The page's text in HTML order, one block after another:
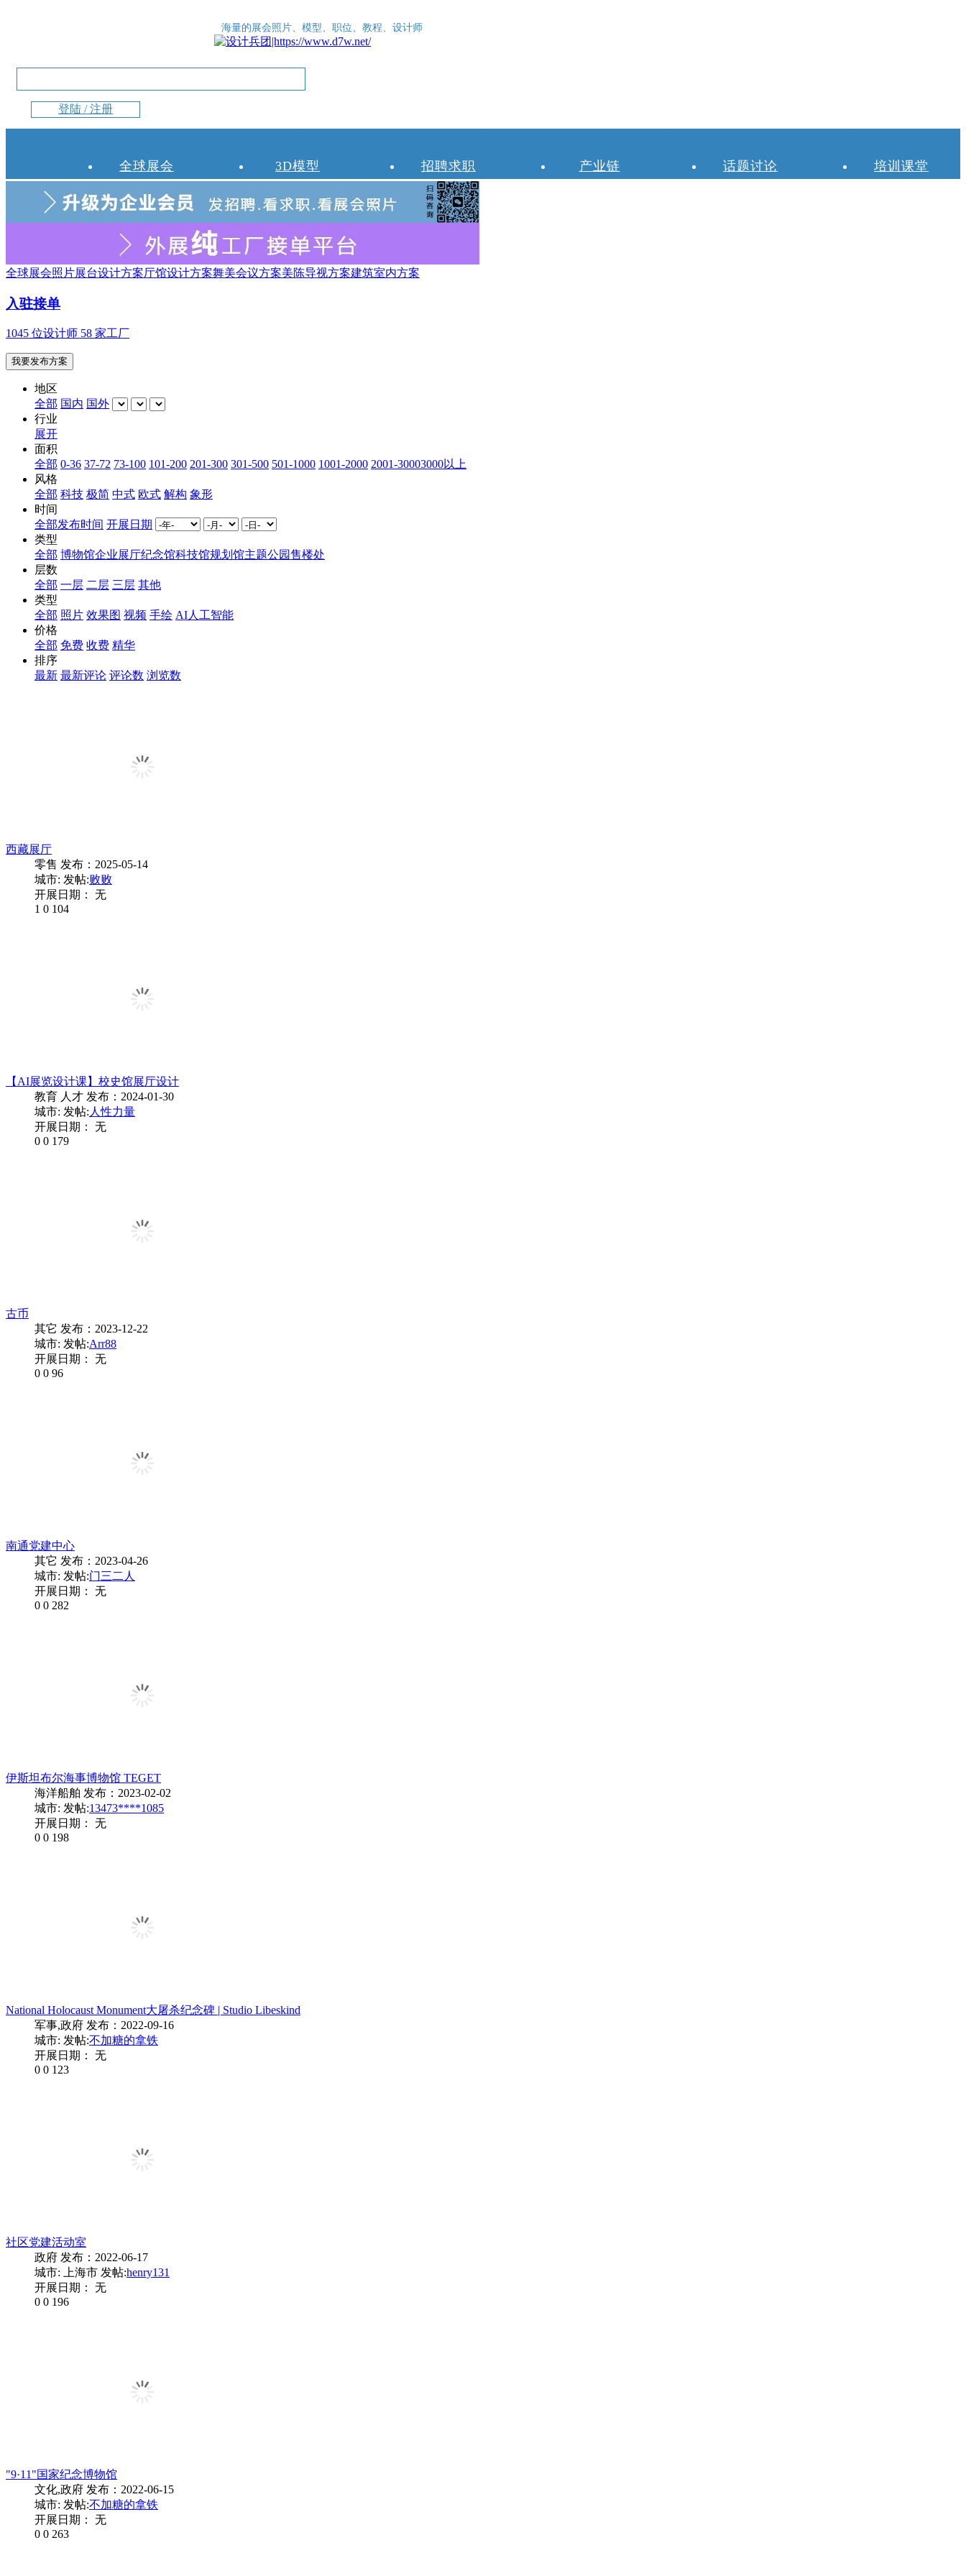
海量的展会照片、模型、职位、教程、设计师
登陆 / 注册
全球展会 3D模型 招聘求职 产业链 话题讨论 培训课堂
全球展会照片展台设计方案厅馆设计方案舞美会议方案美陈导视方案建筑室内方案
入驻接单
1045 位设计师 58 家工厂
我要发布方案
地区
全部 国内 国外
行业
展开
面积
全部 0-36 37-72 73-100 101-200 201-300 301-500 501-1000 1001-2000 2001-30003000以上
风格
全部 科技 极简 中式 欧式 解构 象形
时间
全部发布时间 开展日期
类型
全部 博物馆企业展厅纪念馆科技馆规划馆主题公园售楼处
层数
全部 一层 二层 三层 其他
类型
全部 照片 效果图 视频 手绘 AI人工智能
价格
全部 免费 收费 精华
排序
最新 最新评论 评论数 浏览数
西藏展厅
零售 发布：2025-05-14
城市: 发帖:败败
开展日期： 无
1 0 104
【AI展览设计课】校史馆展厅设计
教育 人才 发布：2024-01-30
城市: 发帖:人性力量
开展日期： 无
0 0 179
古币
其它 发布：2023-12-22
城市: 发帖:Arr88
开展日期： 无
0 0 96
南通党建中心
其它 发布：2023-04-26
城市: 发帖:门三二人
开展日期： 无
0 0 282
伊斯坦布尔海事博物馆 TEGET
海洋船舶 发布：2023-02-02
城市: 发帖:13473****1085
开展日期： 无
0 0 198
National Holocaust Monument大屠杀纪念碑 | Studio Libeskind
军事,政府 发布：2022-09-16
城市: 发帖:不加糖的拿铁
开展日期： 无
0 0 123
社区党建活动室
政府 发布：2022-06-17
城市: 上海市 发帖:henry131
开展日期： 无
0 0 196
"9·11"国家纪念博物馆
文化,政府 发布：2022-06-15
城市: 发帖:不加糖的拿铁
开展日期： 无
0 0 263